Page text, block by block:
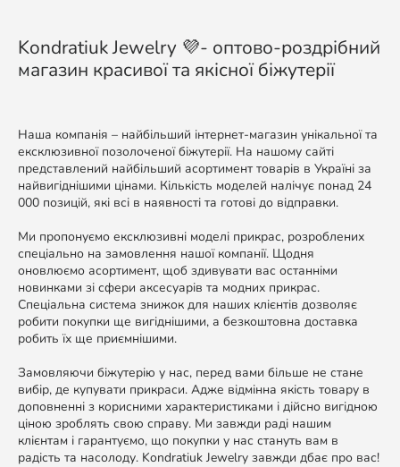
Kondratiuk Jewelry 💜- оптово-роздрібний
магазин красивої та якісної біжутерії
Наша компанія – найбільший інтернет-магазин унікальної та
ексклюзивної позолоченої біжутерії. На нашому сайті
представлений найбільший асортимент товарів в Україні за
найвигіднішими цінами. Кількість моделей налічує понад 24
000 позицій, які всі в наявності та готові до відправки.
Ми пропонуємо ексклюзивні моделі прикрас, розроблених
спеціально на замовлення нашої компанії. Щодня
оновлюємо асортимент, щоб здивувати вас останніми
новинками зі сфери аксесуарів та модних прикрас.
Спеціальна система знижок для наших клієнтів дозволяє
робити покупки ще вигіднішими, а безкоштовна доставка
робить їх ще приємнішими.
Замовляючи біжутерію у нас, перед вами більше не стане
вибір, де купувати прикраси. Адже відмінна якість товару в
доповненні з корисними характеристиками і дійсно вигідною
ціною зроблять свою справу. Ми завжди раді нашим
клієнтам і гарантуємо, що покупки у нас стануть вам в
радість та насолоду. Kondratiuk Jewelry завжди дбає про вас!